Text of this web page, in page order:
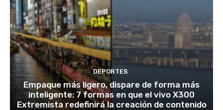
DEPORTES
Empaque más ligero, dispare de forma más
inteligente: 7 formas en que el vivo X300
Extremista redefinirá la creación de contenido